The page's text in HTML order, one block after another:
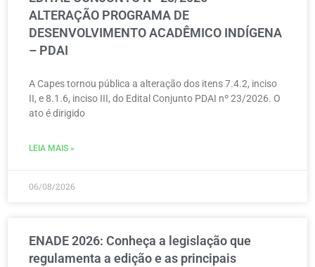
ALTERAÇÃO PROGRAMA DE
DESENVOLVIMENTO ACADÊMICO INDÍGENA
– PDAI
A Capes tornou pública a alteração dos itens 7.4.2, inciso
II, e 8.1.6, inciso III, do Edital Conjunto PDAI nº 23/2026. O
ato é dirigido
LEIA MAIS »
06/08/2026
ENADE 2026: Conheça a legislação que
regulamenta a edição e as principais